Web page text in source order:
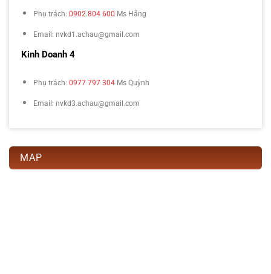
Phụ trách: 0902 804 600 Ms Hằng
Email: nvkd1.achau@gmail.com
Kinh Doanh 4
Phụ trách: 0977 797 304 Ms Quỳnh
Email: nvkd3.achau@gmail.com
MAP